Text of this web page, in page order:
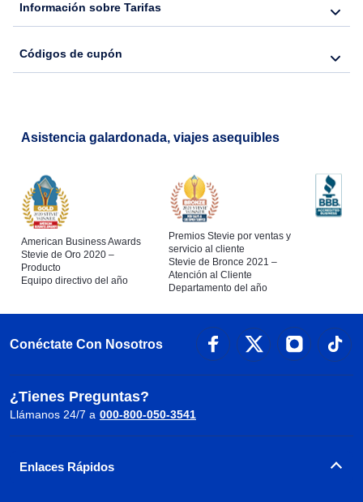
Información sobre Tarifas
Códigos de cupón
Asistencia galardonada, viajes asequibles
American Business Awards
Stevie de Oro 2020 –
Producto
Equipo directivo del año
Premios Stevie por ventas y
servicio al cliente
Stevie de Bronce 2021 –
Atención al Cliente
Departamento del año
Conéctate Con Nosotros
¿Tienes Preguntas?
Llámanos 24/7 a 000-800-050-3541
Enlaces Rápidos